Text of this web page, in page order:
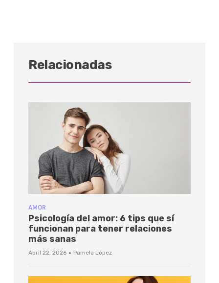
Relacionadas
AMOR
Psicología del amor: 6 tips que sí
funcionan para tener relaciones
más sanas
Abril 22, 2026 · Pamela López